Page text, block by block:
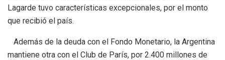
Lagarde tuvo características excepcionales, por el monto
que recibió el país.
Además de la deuda con el Fondo Monetario, la Argentina
mantiene otra con el Club de París, por 2.400 millones de